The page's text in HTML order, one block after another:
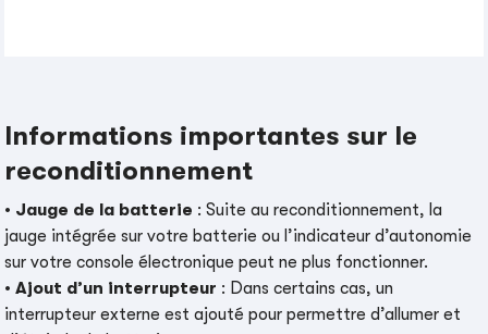
Informations importantes sur le
reconditionnement
• Jauge de la batterie : Suite au reconditionnement, la
jauge intégrée sur votre batterie ou l’indicateur d’autonomie
sur votre console électronique peut ne plus fonctionner.
•Ajout d’un interrupteur : Dans certains cas, un
interrupteur externe est ajouté pour permettre d’allumer et